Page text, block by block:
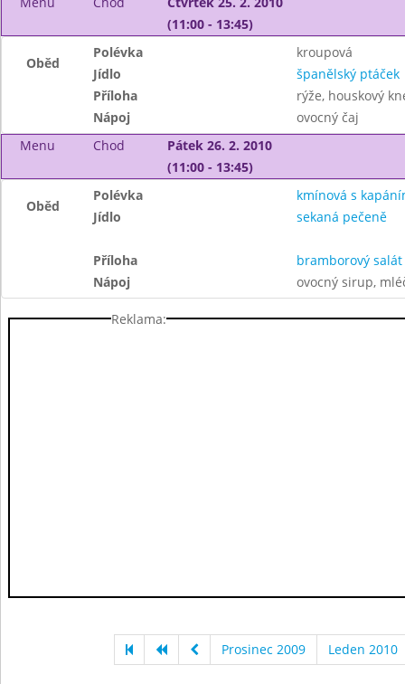
(11:00 - 13:45)
Oběd
Polévka
kroupová
Jídlo
španělský ptáček
Příloha
rýže, houskový
Nápoj
ovocný čaj
Menu
Chod
Pátek 26. 2. 2010
(11:00 - 13:45)
Oběd
Polévka
kmínová s
Jídlo
sekaná pečeně
Příloha
bramborový salát
Nápoj
ovocný sirup,
Reklama:
Prosinec 2009 Leden 2010